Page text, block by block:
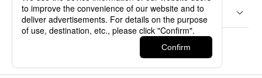
カスタマーサービス